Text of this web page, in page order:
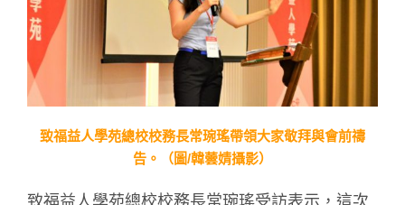
致福益人學苑總校校務長常琬瑤帶領大家敬拜與會前禱
告。（圖/韓蕓婧攝影）